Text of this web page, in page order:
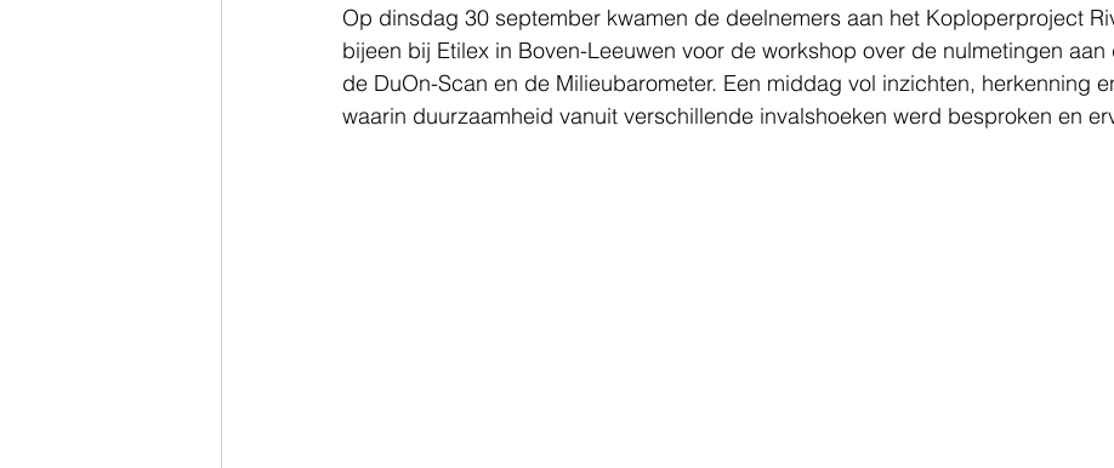
Zuid-HollandOp dinsdag 30 september kwamen de deelnemers aan het Koploperproject
bijeen bij Etilex in Boven-Leeuwen voor de workshop over de nulmetingen aan
de DuOn-Scan en de Milieubarometer. Een middag vol inzichten, herkenning
waarin duurzaamheid vanuit verschillende invalshoeken werd besproken en